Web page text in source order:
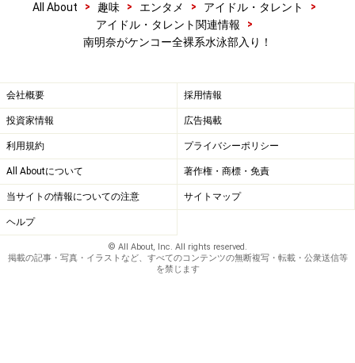
All About > 趣味 > エンタメ > アイドル・タレント
>
アイドル・タレント関連情報
>
南明奈がケンコー全裸系水泳部入り！
会社概要 採用情報
投資家情報 広告掲載
利用規約 プライバシーポリシー
All Aboutについて 著作権・商標・免責
当サイトの情報についての注意 サイトマップ
ヘルプ
© All About, Inc. All rights reserved.
掲載の記事・写真・イラストなど、すべてのコンテンツの無断複写・転載・公衆送信等
を禁じます